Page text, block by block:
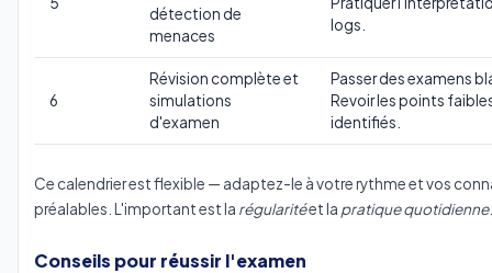
détection de
menaces
logs.
6
Révision complète et
simulations
d'examen
Passer des examens
Revoir les points
identifiés.
Ce calendrier est flexible — adaptez-le à votre rythme et vos
préalables. L'important est la régularitéet la pratique quotidienne.
Conseils pour réussir l'examen